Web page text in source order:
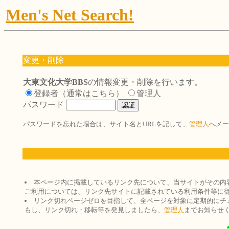
Men's Net Search!
変更・削除
大東文化大学BBSの情報変更・削除を行います。
登録者（通常はこちら）
管理人
パスワード
パスワードを忘れた場合は、サイト名とURLを記して、 管理人へメ
本ページ内に掲載しているリンク先について、当サイトがその内
ご利用については、リンク先サイトに記載されている利用条件等に
リンク切れページゼロを目指して、全ページを対象に定期的にチ
もし、リンク切れ・移転等を発見しましたら、 管理人 までお知らせ